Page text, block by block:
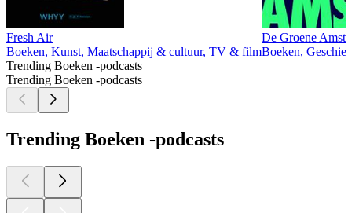
Fresh Air
Boeken, Kunst, Maatschappij & cultuur, TV & film
De Groene
Boeken,
Trending Boeken -podcasts
Trending Boeken -podcasts
Trending Boeken -podcasts